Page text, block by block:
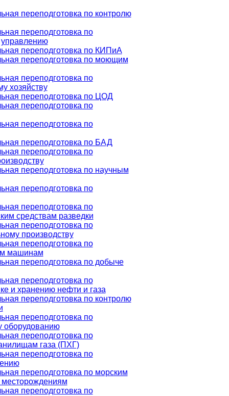
переподготовка по контролю
переподготовка по
переподготовка по КИПиА
переподготовка по моющим
переподготовка по
хозяйству
переподготовка по ЦОД
переподготовка по
переподготовка по
переподготовка по БАД
переподготовка по
переподготовка по научным
переподготовка по
переподготовка по
средствам разведки
переподготовка по
производству
переподготовка по
машинам
переподготовка по добыче
переподготовка по
и хранению нефти и газа
переподготовка по контролю
переподготовка по
оборудованию
переподготовка по
газа (ПХГ)
переподготовка по
переподготовка по морским
переподготовка по